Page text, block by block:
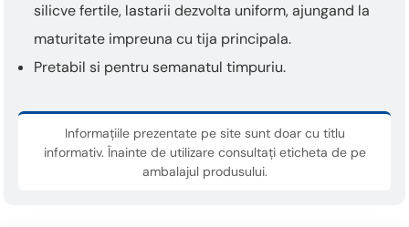
silicve fertile, lastarii dezvolta uniform, ajungand la
maturitate impreuna cu tija principala.
Pretabil si pentru semanatul timpuriu.
Informațiile prezentate pe site sunt doar cu titlu
informativ. Înainte de utilizare consultați eticheta de pe
ambalajul produsului.